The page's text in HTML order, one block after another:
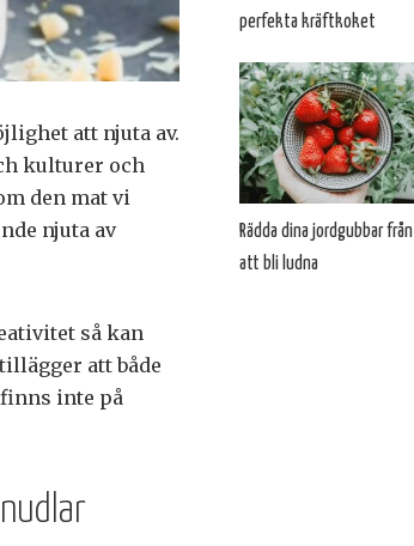
att njuta av.
kulturer och
den mat vi
njuta av
så kan
att både
inte på
perfekta kräftkoket
Rädda dina jordgubbar från
att bli ludna